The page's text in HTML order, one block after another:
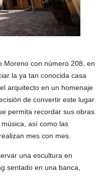
Moreno con número 208, en
la ya tan conocida casa
arquitecto en un homenaje
de convertir este lugar
permita recordar sus obras.
así como las
mes con mes.
una escultura en
sentado en una banca,